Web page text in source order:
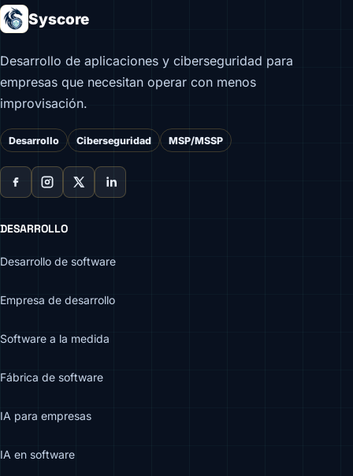
Syscore
Desarrollo de aplicaciones y ciberseguridad para
empresas que necesitan operar con menos
improvisación.
Desarrollo Ciberseguridad MSP/MSSP
DESARROLLO
Desarrollo de software
Empresa de desarrollo
Software a la medida
Fábrica de software
IA para empresas
IA en software